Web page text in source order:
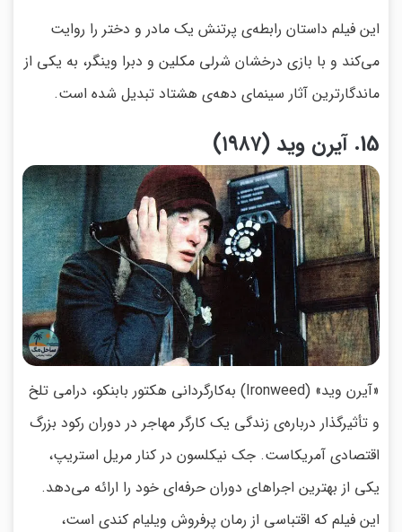
این فیلم داستان رابطه‌ی پرتنش یک مادر و دختر را روایت
می‌کند و با بازی درخشان شرلی مکلین و دبرا وینگر، به یکی از
ماندگارترین آثار سینمای دهه‌ی هشتاد تبدیل شده است.
15. آیرن وید (۱۹۸۷)
«آیرن وید» (Ironweed) به‌کارگردانی هکتور بابنکو، درامی تلخ
و تأثیرگذار درباره‌ی زندگی یک کارگر مهاجر در دوران رکود بزرگ
اقتصادی آمریکاست. جک نیکلسون در کنار مریل استریپ،
یکی از بهترین اجراهای دوران حرفه‌ای خود را ارائه می‌دهد.
این فیلم که اقتباسی از رمان پرفروش ویلیام کندی است،